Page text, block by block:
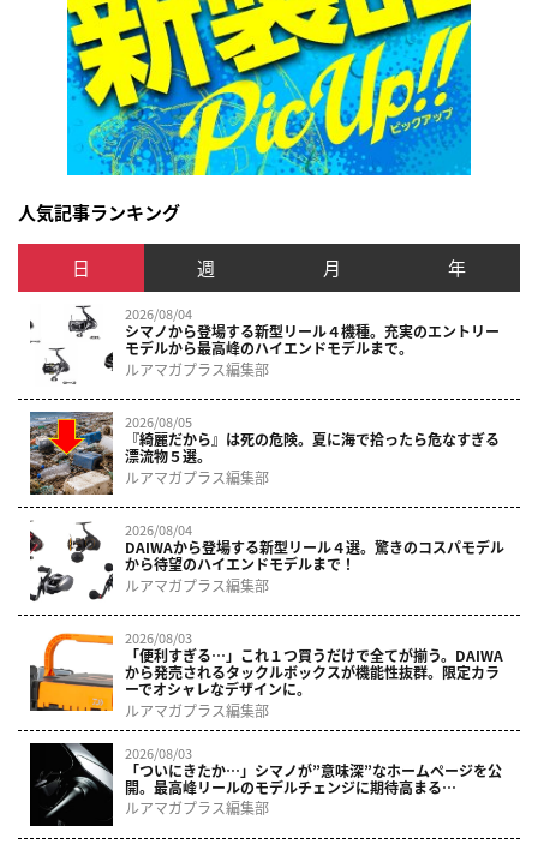
人気記事ランキング
日 週 月 年
2026/08/04
シマノから登場する新型リール４機種。充実のエントリー
モデルから最高峰のハイエンドモデルまで。
ルアマガプラス編集部
2026/08/05
『綺麗だから』は死の危険。夏に海で拾ったら危なすぎる
漂流物５選。
ルアマガプラス編集部
2026/08/04
DAIWAから登場する新型リール４選。驚きのコスパモデル
から待望のハイエンドモデルまで！
ルアマガプラス編集部
2026/08/03
「便利すぎる…」これ１つ買うだけで全てが揃う。DAIWA
から発売されるタックルボックスが機能性抜群。限定カラ
ーでオシャレなデザインに。
ルアマガプラス編集部
2026/08/03
「ついにきたか…」シマノが”意味深”なホームページを公
開。最高峰リールのモデルチェンジに期待高まる…
ルアマガプラス編集部